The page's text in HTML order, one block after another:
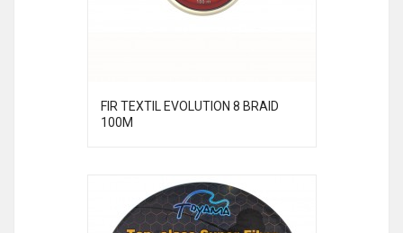
FIR TEXTIL EVOLUTION 8 BRAID
100M